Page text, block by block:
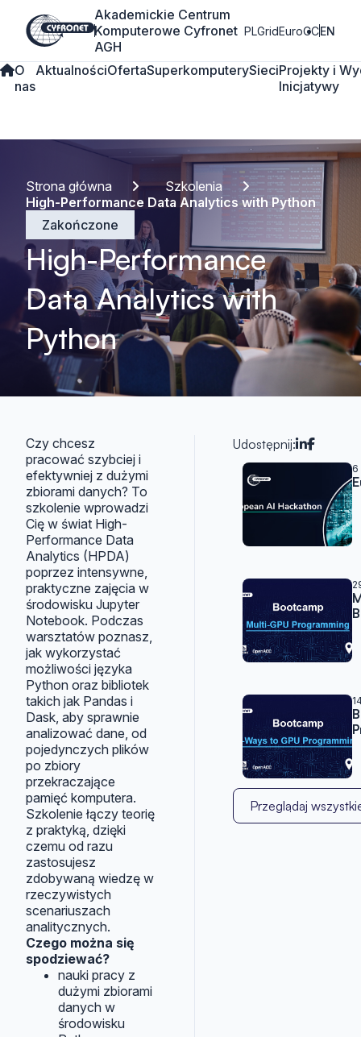
Akademickie Centrum
Komputerowe Cyfronet
AGH
PLGridEuroCCEN
O
nas
AktualnościOfertaSuperkomputerySieciProjekty i
Inicjatywy
Strona główna
Szkolenia
High-Performance Data Analytics with Python
Zakończone
High-Performance
Data Analytics with
Python
Czy chcesz
pracować szybciej i
efektywniej z dużymi
zbiorami danych? To
szkolenie wprowadzi
Cię w świat High-
Performance Data
Analytics (HPDA)
poprzez intensywne,
praktyczne zajęcia w
środowisku Jupyter
Notebook. Podczas
warsztatów poznasz,
jak wykorzystać
możliwości języka
Python oraz bibliotek
takich jak Pandas i
Dask, aby sprawnie
analizować dane, od
pojedynczych plików
po zbiory
przekraczające
pamięć komputera.
Szkolenie łączy teorię
z praktyką, dzięki
czemu od razu
zastosujesz
zdobywaną wiedzę w
rzeczywistych
scenariuszach
analitycznych.
Czego można się
spodziewać?
nauki pracy z
dużymi zbiorami
danych w
środowisku
Udostępnij:
Artykuły 6
Przeglądaj